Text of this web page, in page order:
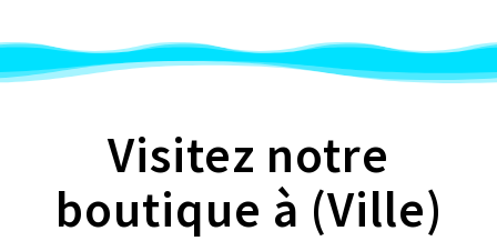
Visitez notre
boutique à (Ville)